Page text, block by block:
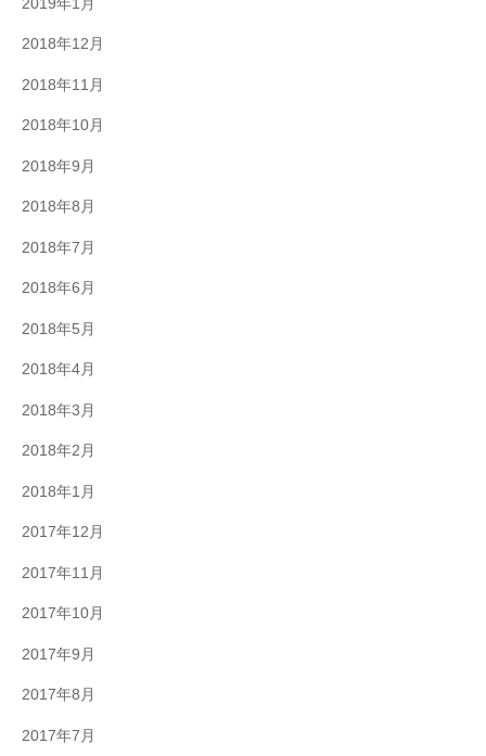
2019年1月
2018年12月
2018年11月
2018年10月
2018年9月
2018年8月
2018年7月
2018年6月
2018年5月
2018年4月
2018年3月
2018年2月
2018年1月
2017年12月
2017年11月
2017年10月
2017年9月
2017年8月
2017年7月